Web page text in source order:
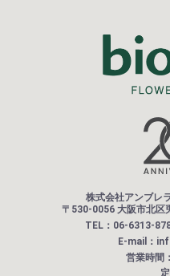
株式会社アンブレ
〒530-0056 大阪市北区
TEL：06-6313-
E-mail：
営業時間